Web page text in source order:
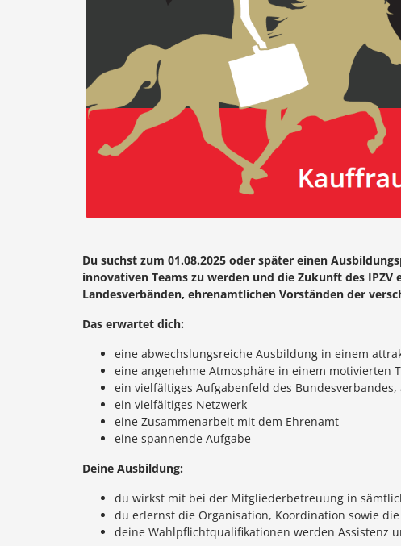
Du suchst zum 01.08.2025 oder später einen
innovativen Teams zu werden und die Zukunft des
Landesverbänden, ehrenamtlichen Vorständen der
Das erwartet dich:
eine abwechslungsreiche Ausbildung in einem
eine angenehme Atmosphäre in einem motivierten
ein vielfältiges Aufgabenfeld des
ein vielfältiges Netzwerk
eine Zusammenarbeit mit dem Ehrenamt
eine spannende Aufgabe
Deine Ausbildung:
du wirkst mit bei der Mitgliederbetreuung in
du erlernst die Organisation, Koordination sowie
deine Wahlpflichtqualifikationen werden Assistenz